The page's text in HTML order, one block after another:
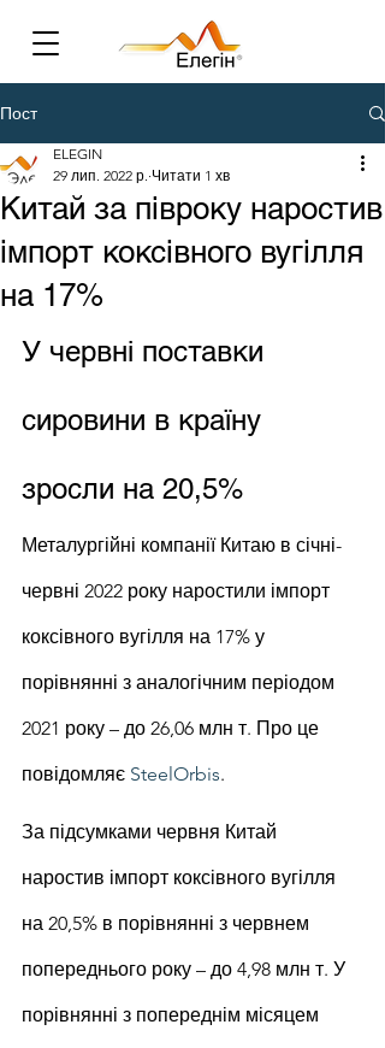
Пост
Китай за півроку наростив
імпорт коксівного вугілля
на 17%
ELEGIN
29 лип. 2022 р. Читати 1 хв
У червні поставки
сировини в країну
зросли на 20,5%
Металургійні компанії Китаю в січні-
червні 2022 року наростили імпорт
коксівного вугілля на 17% у
порівнянні з аналогічним періодом
2021 року – до 26,06 млн т. Про це
повідомляє SteelOrbis.
За підсумками червня Китай
наростив імпорт коксівного вугілля
на 20,5% в порівнянні з червнем
попереднього року – до 4,98 млн т. У
порівнянні з попереднім місяцем